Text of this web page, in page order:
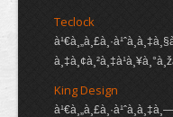
Teclock
King Design